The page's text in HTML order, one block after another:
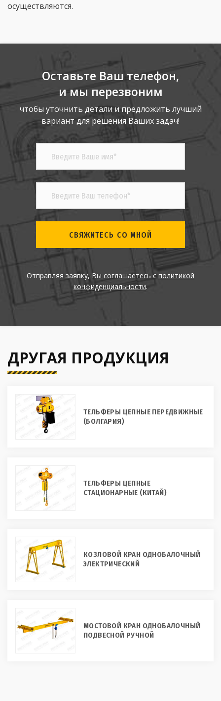
осуществляются.
Оставьте Ваш телефон,
и мы перезвоним
чтобы уточнить детали и предложить лучший
вариант для решения Ваших задач!
СВЯЖИТЕСЬ СО МНОЙ
Отправляя заявку, Вы соглашаетесь сполитикой
конфиденциальности.
ДРУГАЯ ПРОДУКЦИЯ
ТЕЛЬФЕРЫ ЦЕПНЫЕ ПЕРЕДВИЖНЫЕ
(БОЛГАРИЯ)
ТЕЛЬФЕРЫ ЦЕПНЫЕ
СТАЦИОНАРНЫЕ (КИТАЙ)
КОЗЛОВОЙ КРАН ОДНОБАЛОЧНЫЙ
ЭЛЕКТРИЧЕСКИЙ
МОСТОВОЙ КРАН ОДНОБАЛОЧНЫЙ
ПОДВЕСНОЙ РУЧНОЙ